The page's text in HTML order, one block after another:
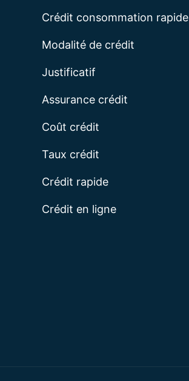
Crédit consommation rapide
Modalité de crédit
Justificatif
Assurance crédit
Coût crédit
Taux crédit
Crédit rapide
Crédit en ligne